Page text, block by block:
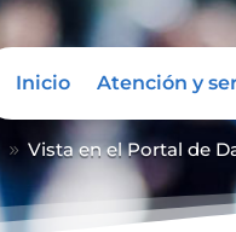
Inicio Atención y
9 Vista en el Portal de